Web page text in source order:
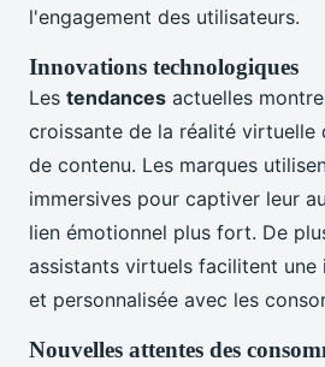
l'engagement des utilisateurs.
Innovations technologiques
Les tendances actuelles
croissante de la réalité virtuelle
de contenu. Les marques
immersives pour captiver leur
lien émotionnel plus fort. De
assistants virtuels facilitent
et personnalisée avec les
Nouvelles attentes des